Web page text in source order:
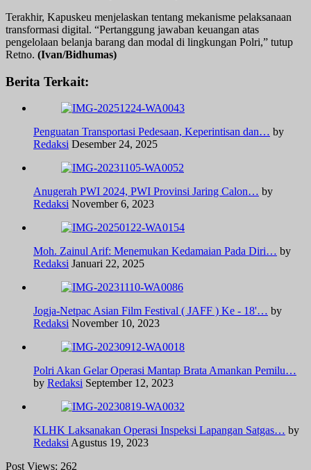
Terakhir, Kapuskeu menjelaskan tentang mekanisme pelaksanaan
transformasi digital. “Pertanggung jawaban keuangan atas
pengelolaan belanja barang dan modal di lingkungan Polri,” tutup
Retno. (Ivan/Bidhumas)
Berita Terkait:
Penguatan Transportasi Pedesaan, Keperintisan dan… by
Redaksi Desember 24, 2025
Anugerah PWI 2024, PWI Provinsi Jaring Calon… by
Redaksi November 6, 2023
Moh. Zainul Arif: Menemukan Kedamaian Pada Diri… by
Redaksi Januari 22, 2025
Jogja-Netpac Asian Film Festival ( JAFF ) Ke - 18'… by
Redaksi November 10, 2023
Polri Akan Gelar Operasi Mantap Brata Amankan Pemilu…
by Redaksi September 12, 2023
KLHK Laksanakan Operasi Inspeksi Lapangan Satgas… by
Redaksi Agustus 19, 2023
Post Views: 262